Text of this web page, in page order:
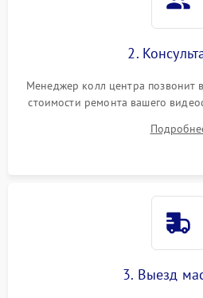
2.
Менеджер колл центра позвонит
стоимости ремонта вашего
3. Выезд